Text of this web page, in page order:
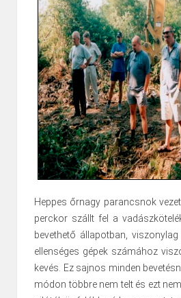
Heppes őrnagy parancsnok
perckor szállt fel a
bevethető állapotban,
ellenséges gépek számához
kevés. Ez sajnos minden
módon többre nem telt és ezt